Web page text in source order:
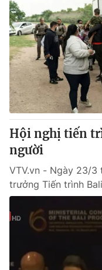
VTV Money
VTV Sức khoẻ
Thị trường 24h
VTV4
VTV9
Liên hệ tòa soạn
Hội nghị tiến
người
VTV.vn - Ngày 23/3
trưởng Tiến trình